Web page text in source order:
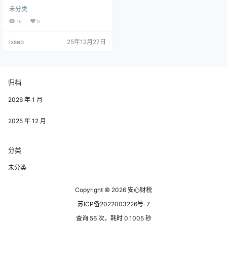
府的政策和资金安排，返税的流程
和标准可能存在差异。有些园区的
误。 申请材料的不齐全也是重要因
时务必要仔细确认提交的所有文
然后，…
未分类
15 0
lxseo 25年12月27日
归档
2026 年 1 月
2025 年 12 月
分类
未分类
Copyright © 2026 安心财税
苏ICP备2022003226号-7
查询 56 次，耗时 0.1005 秒